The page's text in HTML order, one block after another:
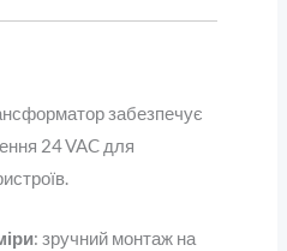
забезпечує
24 VAC для
: зручний монтаж на